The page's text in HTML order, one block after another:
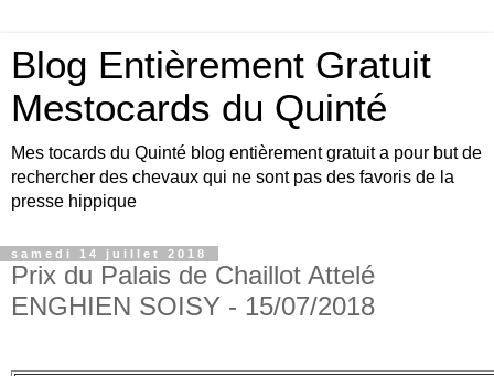
Blog Entièrement Gratuit
Mestocards du Quinté
Mes tocards du Quinté blog entièrement gratuit a pour but de
rechercher des chevaux qui ne sont pas des favoris de la
presse hippique
samedi 14 juillet 2018
Prix du Palais de Chaillot Attelé
ENGHIEN SOISY - 15/07/2018